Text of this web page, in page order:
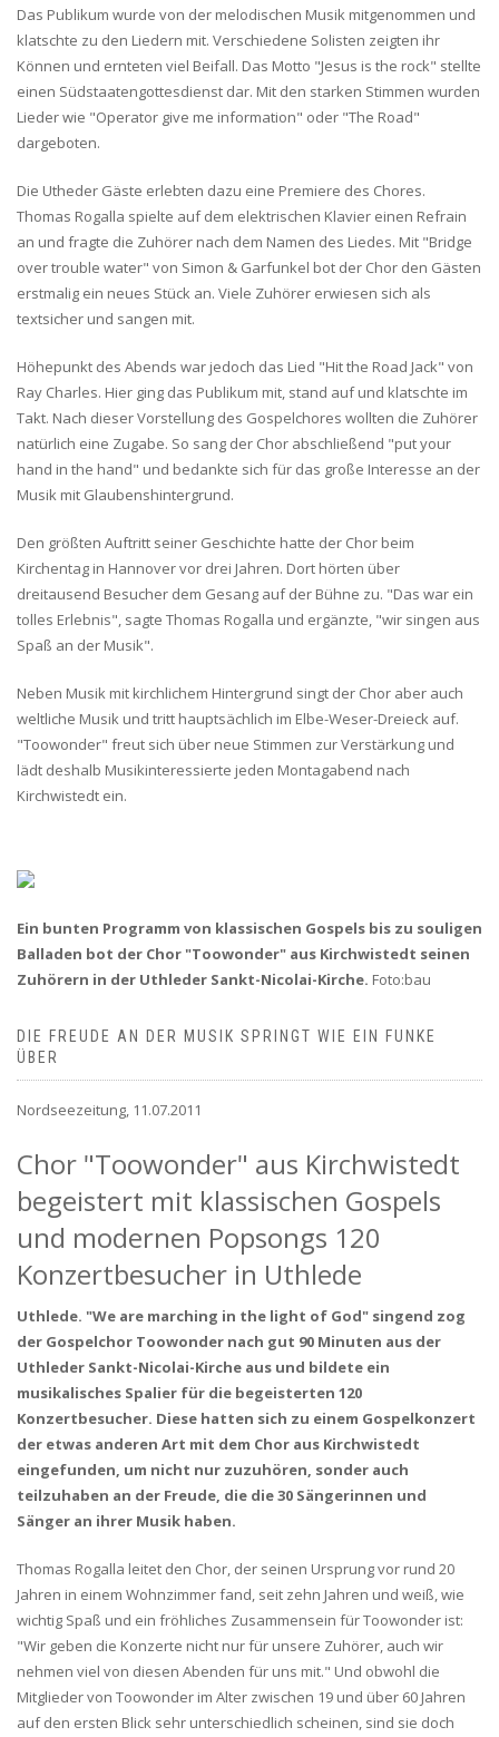
Das Publikum wurde von der melodischen Musik mitgenommen und
klatschte zu den Liedern mit. Verschiedene Solisten zeigten ihr
Können und ernteten viel Beifall. Das Motto "Jesus is the rock" stellte
einen Südstaatengottesdienst dar. Mit den starken Stimmen wurden
Lieder wie "Operator give me information" oder "The Road"
dargeboten.
Die Utheder Gäste erlebten dazu eine Premiere des Chores.
Thomas Rogalla spielte auf dem elektrischen Klavier einen Refrain
an und fragte die Zuhörer nach dem Namen des Liedes. Mit "Bridge
over trouble water" von Simon & Garfunkel bot der Chor den Gästen
erstmalig ein neues Stück an. Viele Zuhörer erwiesen sich als
textsicher und sangen mit.
Höhepunkt des Abends war jedoch das Lied "Hit the Road Jack" von
Ray Charles. Hier ging das Publikum mit, stand auf und klatschte im
Takt. Nach dieser Vorstellung des Gospelchores wollten die Zuhörer
natürlich eine Zugabe. So sang der Chor abschließend "put your
hand in the hand" und bedankte sich für das große Interesse an der
Musik mit Glaubenshintergrund.
Den größten Auftritt seiner Geschichte hatte der Chor beim
Kirchentag in Hannover vor drei Jahren. Dort hörten über
dreitausend Besucher dem Gesang auf der Bühne zu. "Das war ein
tolles Erlebnis", sagte Thomas Rogalla und ergänzte, "wir singen aus
Spaß an der Musik".
Neben Musik mit kirchlichem Hintergrund singt der Chor aber auch
weltliche Musik und tritt hauptsächlich im Elbe-Weser-Dreieck auf.
"Toowonder" freut sich über neue Stimmen zur Verstärkung und
lädt deshalb Musikinteressierte jeden Montagabend nach
Kirchwistedt ein.
Ein bunten Programm von klassischen Gospels bis zu souligen
Balladen bot der Chor "Toowonder" aus Kirchwistedt seinen
Zuhörern in der Uthleder Sankt-Nicolai-Kirche. Foto:bau
DIE FREUDE AN DER MUSIK SPRINGT WIE EIN FUNKE
ÜBER
Nordseezeitung, 11.07.2011
Chor "Toowonder" aus Kirchwistedt
begeistert mit klassischen Gospels
und modernen Popsongs 120
Konzertbesucher in Uthlede
Uthlede. "We are marching in the light of God" singend zog
der Gospelchor Toowonder nach gut 90 Minuten aus der
Uthleder Sankt-Nicolai-Kirche aus und bildete ein
musikalisches Spalier für die begeisterten 120
Konzertbesucher. Diese hatten sich zu einem Gospelkonzert
der etwas anderen Art mit dem Chor aus Kirchwistedt
eingefunden, um nicht nur zuzuhören, sonder auch
teilzuhaben an der Freude, die die 30 Sängerinnen und
Sänger an ihrer Musik haben.
Thomas Rogalla leitet den Chor, der seinen Ursprung vor rund 20
Jahren in einem Wohnzimmer fand, seit zehn Jahren und weiß, wie
wichtig Spaß und ein fröhliches Zusammensein für Toowonder ist:
"Wir geben die Konzerte nicht nur für unsere Zuhörer, auch wir
nehmen viel von diesen Abenden für uns mit." Und obwohl die
Mitglieder von Toowonder im Alter zwischen 19 und über 60 Jahren
auf den ersten Blick sehr unterschiedlich scheinen, sind sie doch